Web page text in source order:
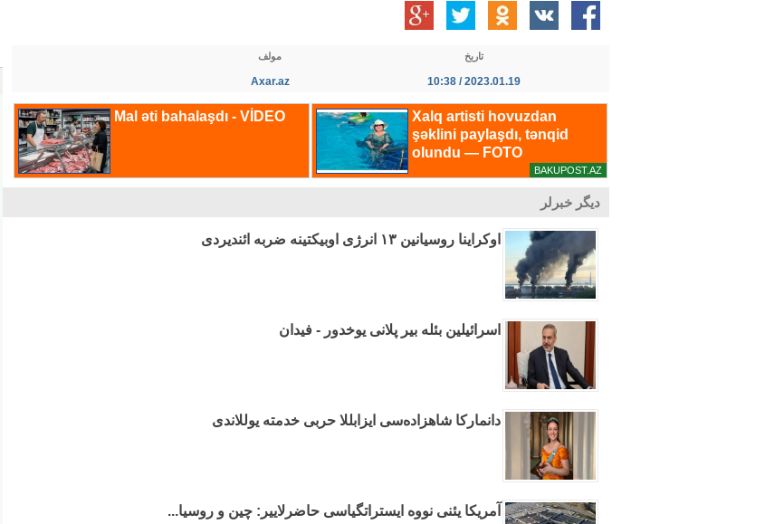
تاریخ
2023.01.19 / 10:38
مولف
Axar.az
دیگر خبرلر
اوکراینا روسیانین ۱۳ انرژی اوبیکتینه ضربه ائندیردی
اسرائیلین بئله بیر پلانی یوخدور - فیدان
دانمارکا شاهزاده‌سی ایزابللا حربی خدمته یوللاندی
آمریکا یئنی نووه ایستراتگیاسی حاضرلاییر: چین و روسیا...